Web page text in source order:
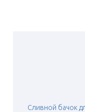
Сливной бачок